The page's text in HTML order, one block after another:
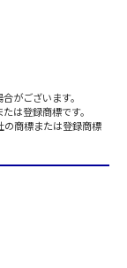
がございます。
は登録商標です。
の商標または登録商標